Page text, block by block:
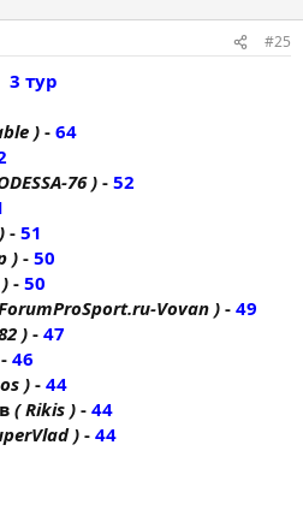
#25
3 тур
) - 64
76 ) - 52
- 51
) - 50
- 50
Vovan )- 49
) - 47
- 46
) - 44
( Rikis ) - 44
)- 44